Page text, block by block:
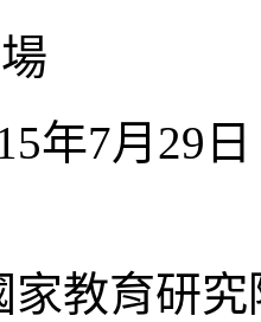
年7月29
家教育研